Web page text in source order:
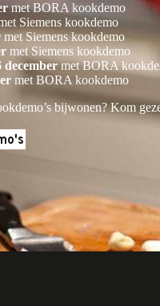
met BORA kookdemo
Siemens kookdemo
met Siemens kookdemo
met Siemens kookdemo
decembermet BORA
met BORA kookdemo
bijwonen? Kom